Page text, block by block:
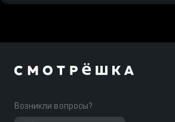
Возникли вопросы?